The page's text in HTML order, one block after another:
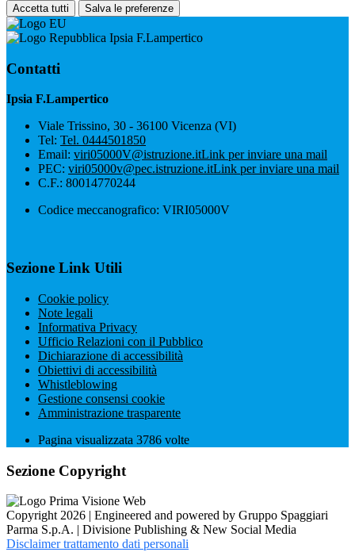
Accetta tutti Salva le preferenze
Ipsia F.Lampertico
Contatti
Ipsia F.Lampertico
Viale Trissino, 30 - 36100 Vicenza (VI)
Tel: Tel. 0444501850
Email: viri05000V@istruzione.itLink per inviare una mail
PEC: viri05000v@pec.istruzione.itLink per inviare una mail
C.F.: 80014770244
Codice meccanografico: VIRI05000V
Sezione Link Utili
Cookie policy
Note legali
Informativa Privacy
Ufficio Relazioni con il Pubblico
Dichiarazione di accessibilità
Obiettivi di accessibilità
Whistleblowing
Gestione consensi cookie
Amministrazione trasparente
Pagina visualizzata 3786 volte
Sezione Copyright
Copyright 2026 | Engineered and powered by Gruppo Spaggiari
Parma S.p.A. | Divisione Publishing & New Social Media
Disclaimer trattamento dati personali